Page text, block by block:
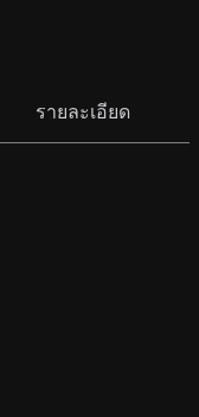
รายละเอียด